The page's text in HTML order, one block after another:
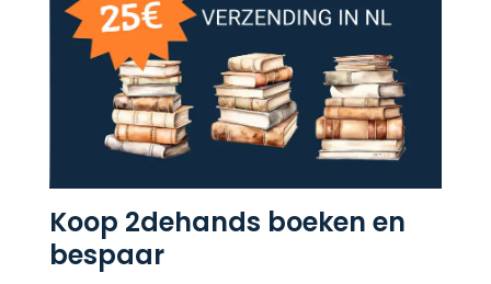
Koop 2dehands boeken en
bespaar